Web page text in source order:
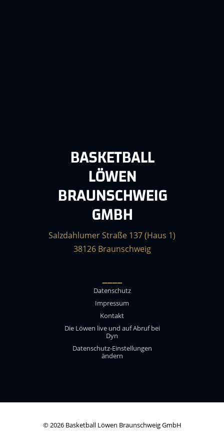
BASKETBALL
LÖWEN
BRAUNSCHWEIG
GMBH
Salzdahlumer Straße 137 (Haus 1)
38126 Braunschweig
____
Datenschutz
Impressum
Kontakt
Die Löwen live und auf Abruf bei
Dyn
Datenschutz-Einstellungen
ändern
© 2026 Basketball Löwen Braunschweig GmbH